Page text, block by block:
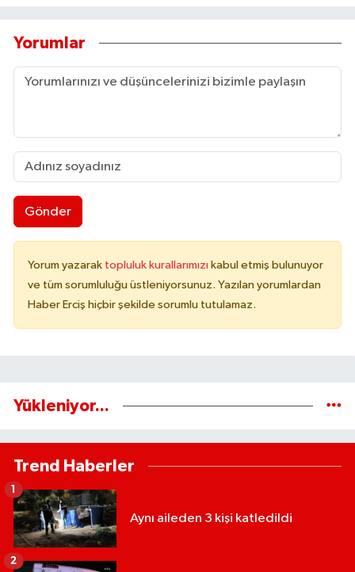
Yorumlar
Gönder
Yorum yazarak topluluk kurallarımızı kabul etmiş bulunuyor
ve tüm sorumluluğu üstleniyorsunuz. Yazılan yorumlardan
Haber Erciş hiçbir şekilde sorumlu tutulamaz.
Yükleniyor...
Trend Haberler
Aynı aileden 3 kişi katledildi
1
2